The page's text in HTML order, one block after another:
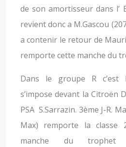
de son amortisseur dans l’
revient donc a M.Gascou
a contenir le retour de
remporte cette manche du
Dans le groupe R c’est
s’impose devant la Citroën
PSA S.Sarrazin. 3ème J-R.
Max) remporte la classe
manche du trophet